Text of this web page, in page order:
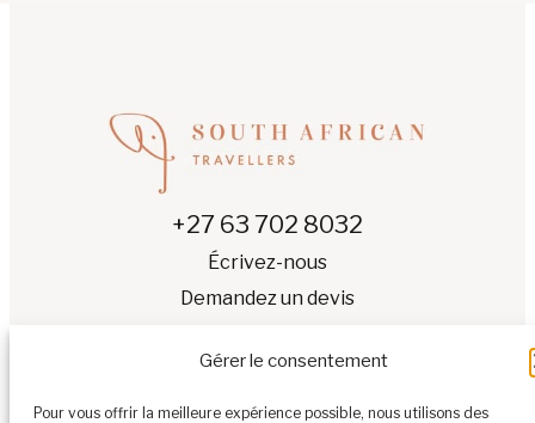
Gérer le consentement
Pour vous offrir la meilleure expérience possible, nous utilisons des
+27 63 702 8032
Écrivez-nous
Demandez un devis